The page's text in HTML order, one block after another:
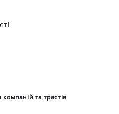
компаній та трастів